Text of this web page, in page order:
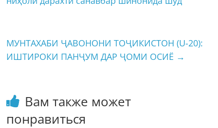
МУНТАХАБИ ҶАВОНОНИ ТОҶИКИСТОН (U-20):
ИШТИРОКИ ПАНҶУМ ДАР ҶОМИ ОСИЁ →
Вам также может
понравиться